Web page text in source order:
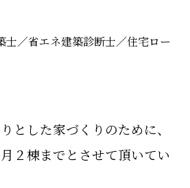
士／省エネ建築診断士／住宅ロー
とした家づくりのために、
月２棟までとさせて頂いてい